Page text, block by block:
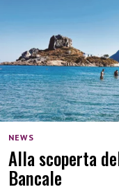
NEWS
Alla scoperta
Bancale